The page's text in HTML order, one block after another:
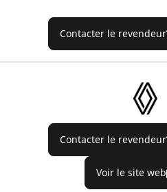
Contacter le revendeur
Contacter le revendeur
Voir le site web